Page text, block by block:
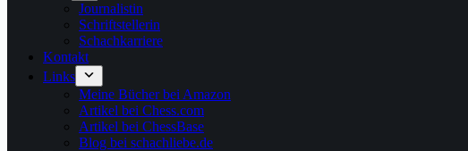
Journalistin
Schriftstellerin
Schachkarriere
Kontakt
Links
Meine Bücher bei Amazon
Artikel bei Chess.com
Artikel bei ChessBase
Blog bei schachliebe.de